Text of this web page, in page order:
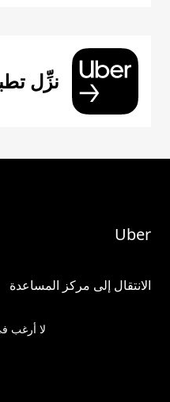
نزِّل
Uber
الانتقال إلى مركز المساعدة
لا أرغب